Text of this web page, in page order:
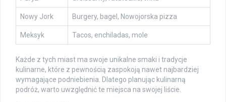
Nowy Jork Burgery, bagel, Nowojorska pizza
Meksyk Tacos, enchiladas, mole
Każde z tych miast ma swoje unikalne smaki i tradycje
kulinarne, które z pewnością zaspokoją nawet najbardziej
wymagające podniebienia. Dlatego planując kulinarną
podróż, warto uwzględnić te miejsca na swojej liście.